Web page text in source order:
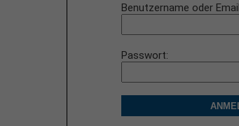
Benutzername oder
Passwort